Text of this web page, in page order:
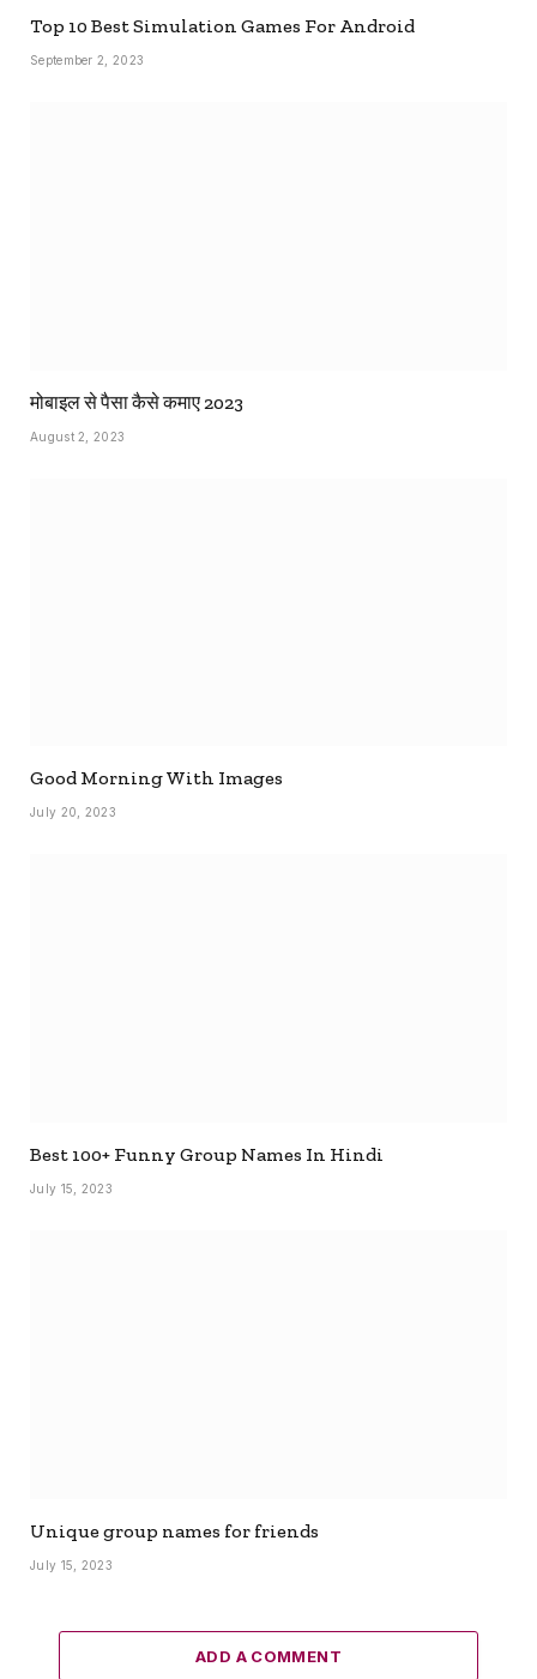
Top 10 Best Simulation Games For Android
September 2, 2023
मोबाइल से पैसा कैसे कमाए 2023
August 2, 2023
Good Morning With Images
July 20, 2023
Best 100+ Funny Group Names In Hindi
July 15, 2023
Unique group names for friends
July 15, 2023
ADD A COMMENT